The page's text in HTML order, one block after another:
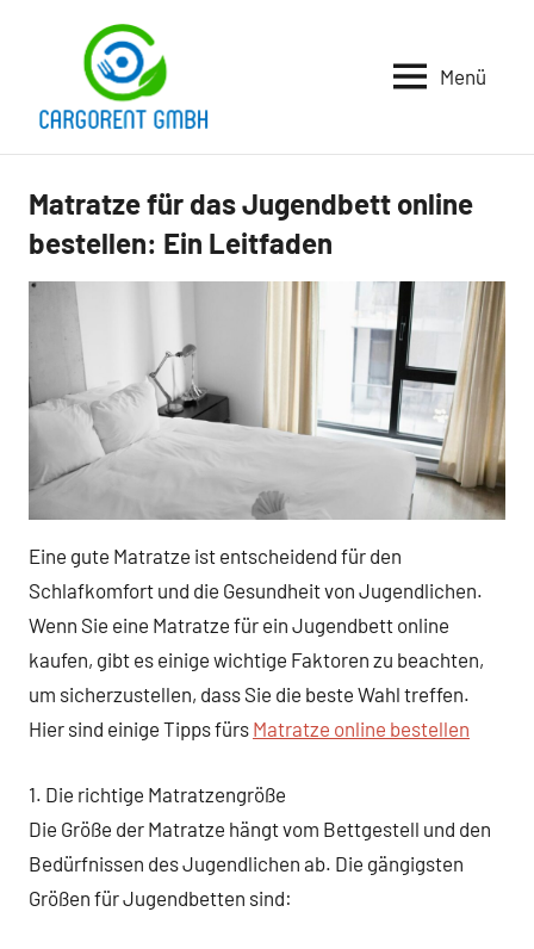
Menü
Lifestyle
Matratze für das Jugendbett online
bestellen: Ein Leitfaden
Eine gute Matratze ist entscheidend für den
Schlafkomfort und die Gesundheit von Jugendlichen.
Wenn Sie eine Matratze für ein Jugendbett online
kaufen, gibt es einige wichtige Faktoren zu beachten,
um sicherzustellen, dass Sie die beste Wahl treffen.
Hier sind einige Tipps fürs Matratze online bestellen
1. Die richtige Matratzengröße
Die Größe der Matratze hängt vom Bettgestell und den
Bedürfnissen des Jugendlichen ab. Die gängigsten
Größen für Jugendbetten sind: